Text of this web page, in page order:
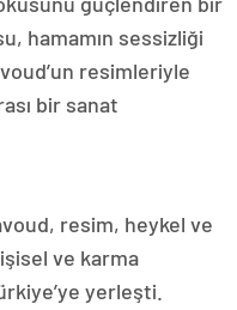
hamamın sessizliği
resimleriyle
bir sanat
resim, heykel ve
ve karma
yerleşti.